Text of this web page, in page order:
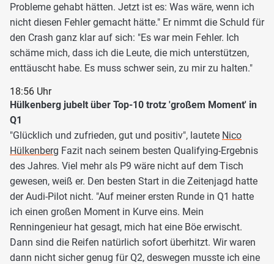
Probleme gehabt hätten. Jetzt ist es: Was wäre, wenn ich
nicht diesen Fehler gemacht hätte." Er nimmt die Schuld für
den Crash ganz klar auf sich: "Es war mein Fehler. Ich
schäme mich, dass ich die Leute, die mich unterstützen,
enttäuscht habe. Es muss schwer sein, zu mir zu halten."
18:56 Uhr
Hülkenberg jubelt über Top-10 trotz 'großem Moment' in
Q1
"Glücklich und zufrieden, gut und positiv", lautete Nico
Hülkenberg Fazit nach seinem besten Qualifying-Ergebnis
des Jahres. Viel mehr als P9 wäre nicht auf dem Tisch
gewesen, weiß er. Den besten Start in die Zeitenjagd hatte
der Audi-Pilot nicht. "Auf meiner ersten Runde in Q1 hatte
ich einen großen Moment in Kurve eins. Mein
Renningenieur hat gesagt, mich hat eine Böe erwischt.
Dann sind die Reifen natürlich sofort überhitzt. Wir waren
dann nicht sicher genug für Q2, deswegen musste ich eine